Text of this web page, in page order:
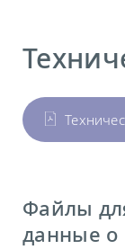
Файлы
данные о